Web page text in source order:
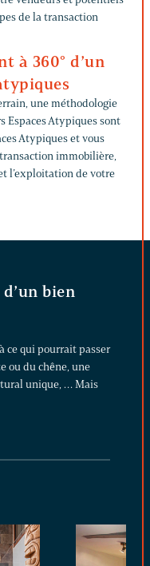
de la transaction
à 360° d’un
une méthodologie
Espaces Atypiques sont
Atypiques et vous
immobilière,
l’exploitation de votre
bien
ce qui pourrait passer
ou du chêne, une
unique, … Mais